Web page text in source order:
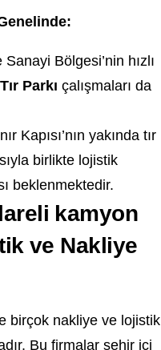
Bölgesi’nin hızlı
Tır Parkı çalışmaları da
Kapısı’nın yakında tır
birlikte lojistik
beklenmektedir.
kamyon
ve Nakliye
birçok nakliye ve lojistik
Bu firmalar şehir içi